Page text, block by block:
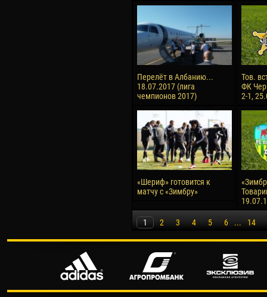
Перелёт в Албанию...
18.07.2017 (лига
чемпионов 2017)
Тов.
ФК
2-1,
«Шериф» готовится к
матчу с «Зимбру»
1 2 3 4 5 6 ... 14